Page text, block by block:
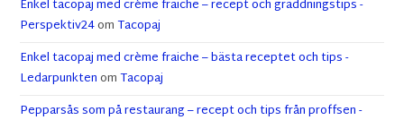
Enkel tacopaj med crème fraiche – recept och gräddningstips -
Perspektiv24omTacopaj
Enkel tacopaj med crème fraiche – bästa receptet och tips -
LedarpunktenomTacopaj
Pepparsås som på restaurang – recept och tips från proffsen -